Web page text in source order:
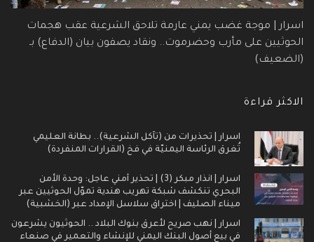
اسرار | موجة غضب يمني عارمة تلاحق الشرعية عقب هجمات
الحوثيين على مأرب وحضرموت.. ونقاد يصفون بيان (الدفاع) بـ
(الضعيف)
الاكثر قراءة
اسرار | تحذيرات من (تآكل الشرعية).. بطانة العليمي
تُغرق الرئاسة اليمنيّة في فخ (القرارات المنفردة)
اسرار | انذار مبكر (3) | تحذير أمني عاجل: وحدة الأمن
البحري تنكشف شبكة تهريب هندية تموّل الحوثيين عبر
ميناء الصليف | اختراق سلاسل الإمداد عبر (الخشبية)
اسرار | نهب صريح لأعرق بنوك البلاد .. الحوثيون يشرعون
في بيع أصول البنك اليمني للإنشاء والتعمير في صنعاء